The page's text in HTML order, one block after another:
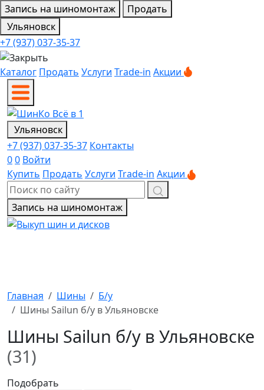
Запись на шиномонтаж
Продать
Ульяновск
+7 (937) 037-35-37
Каталог Продать Услуги Trade-in Акции
Ульяновск
+7 (937) 037-35-37 Контакты
00 Войти
Купить Продать Услуги Trade-in Акции
Запись на шиномонтаж
Главная Шины
Б/у
Шины Sailun б/у в Ульяновске
Шины Sailun б/у в Ульяновске
(31)
Подобрать